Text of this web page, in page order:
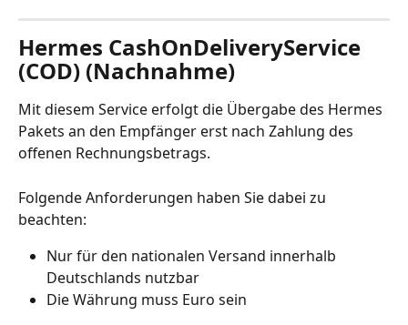
Hermes CashOnDeliveryService
(COD) (Nachnahme)
Mit diesem Service erfolgt die Übergabe des Hermes
Pakets an den Empfänger erst nach Zahlung des
offenen Rechnungsbetrags.
Folgende Anforderungen haben Sie dabei zu
beachten:
Nur für den nationalen Versand innerhalb
Deutschlands nutzbar
Die Währung muss Euro sein